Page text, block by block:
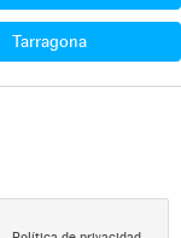
Tarragona